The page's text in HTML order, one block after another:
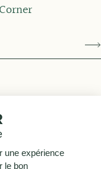
une expérience
le bon